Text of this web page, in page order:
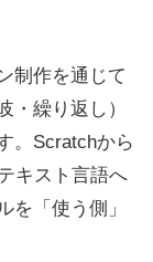
制作を通じて
・繰り返し）
。Scratchから
キスト言語へ
を「使う側」